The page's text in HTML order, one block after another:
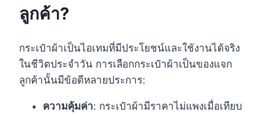
ลูกค้า?
กระเป๋าผ้าเป็นไอเทมที่มีประโยชน์และใช้งานได้จริง
ในชีวิตประจำวัน การเลือกกระเป๋าผ้าเป็นของแจก
ลูกค้านั้นมีข้อดีหลายประการ:
ความคุ้มค่า: กระเป๋าผ้ามีราคาไม่แพงเมื่อเทียบ